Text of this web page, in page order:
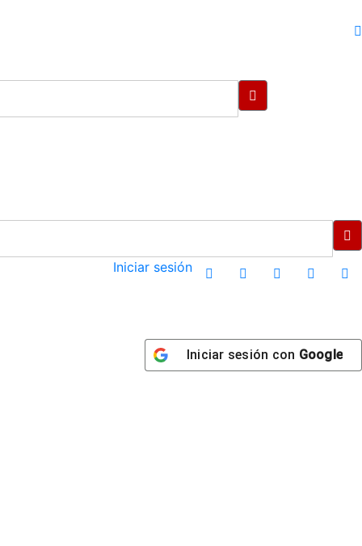
Iniciar sesión
Iniciar sesión con Google